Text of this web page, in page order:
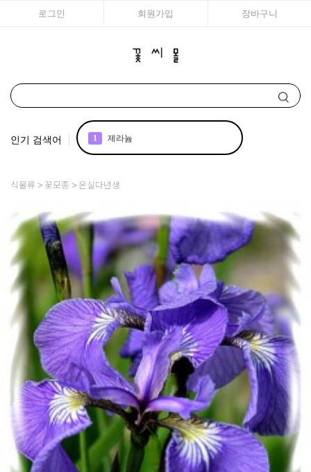
로그인 회원가입 장바구니
인기 검색어 1 제라늄
4 조날
5 리갈
6 매발톱
7 아이비 제라늄
8 에키네시아
대국
플록스
식물류 꽃모종 온실다년생